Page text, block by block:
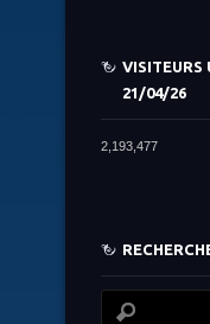
VISITEURS
21/04/26
2,193,477